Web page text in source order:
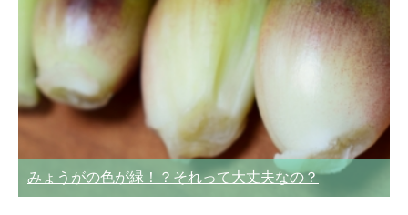
みょうがの色が緑！？それって大丈夫なの？